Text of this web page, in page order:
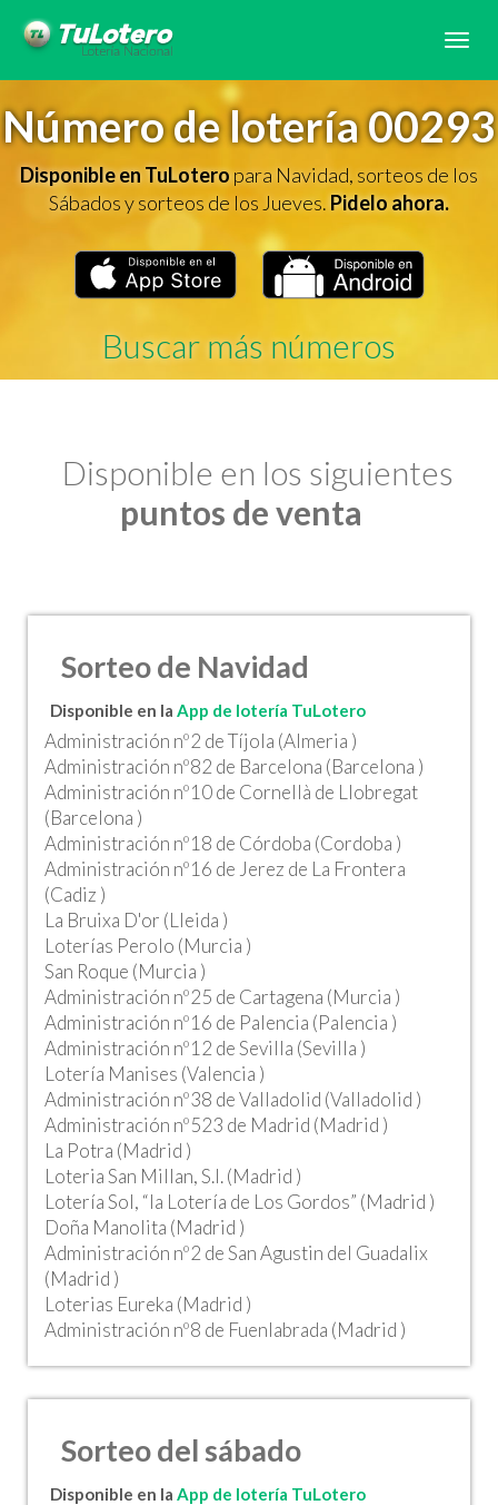
Número de lotería 00293
Disponible en TuLoteropara Navidad, sorteos de los
Sábados y sorteos de los Jueves.Pidelo ahora.
Buscar más números
Disponible en los siguientes
puntos de venta
Sorteo de Navidad
Disponible en la App de lotería TuLotero
Administración nº2 de Tíjola (Almeria )
Administración nº82 de Barcelona (Barcelona )
Administración nº10 de Cornellà de Llobregat
(Barcelona )
Administración nº18 de Córdoba (Cordoba )
Administración nº16 de Jerez de La Frontera
(Cadiz )
La Bruixa D'or (Lleida )
Loterías Perolo (Murcia )
San Roque (Murcia )
Administración nº25 de Cartagena (Murcia )
Administración nº16 de Palencia (Palencia )
Administración nº12 de Sevilla (Sevilla )
Lotería Manises (Valencia )
Administración nº38 de Valladolid (Valladolid )
Administración nº523 de Madrid (Madrid )
La Potra (Madrid )
Loteria San Millan, S.l. (Madrid )
Lotería Sol, “la Lotería de Los Gordos” (Madrid )
Doña Manolita (Madrid )
Administración nº2 de San Agustin del Guadalix
(Madrid )
Loterias Eureka (Madrid )
Administración nº8 de Fuenlabrada (Madrid )
Sorteo del sábado
Disponible en la App de lotería TuLotero